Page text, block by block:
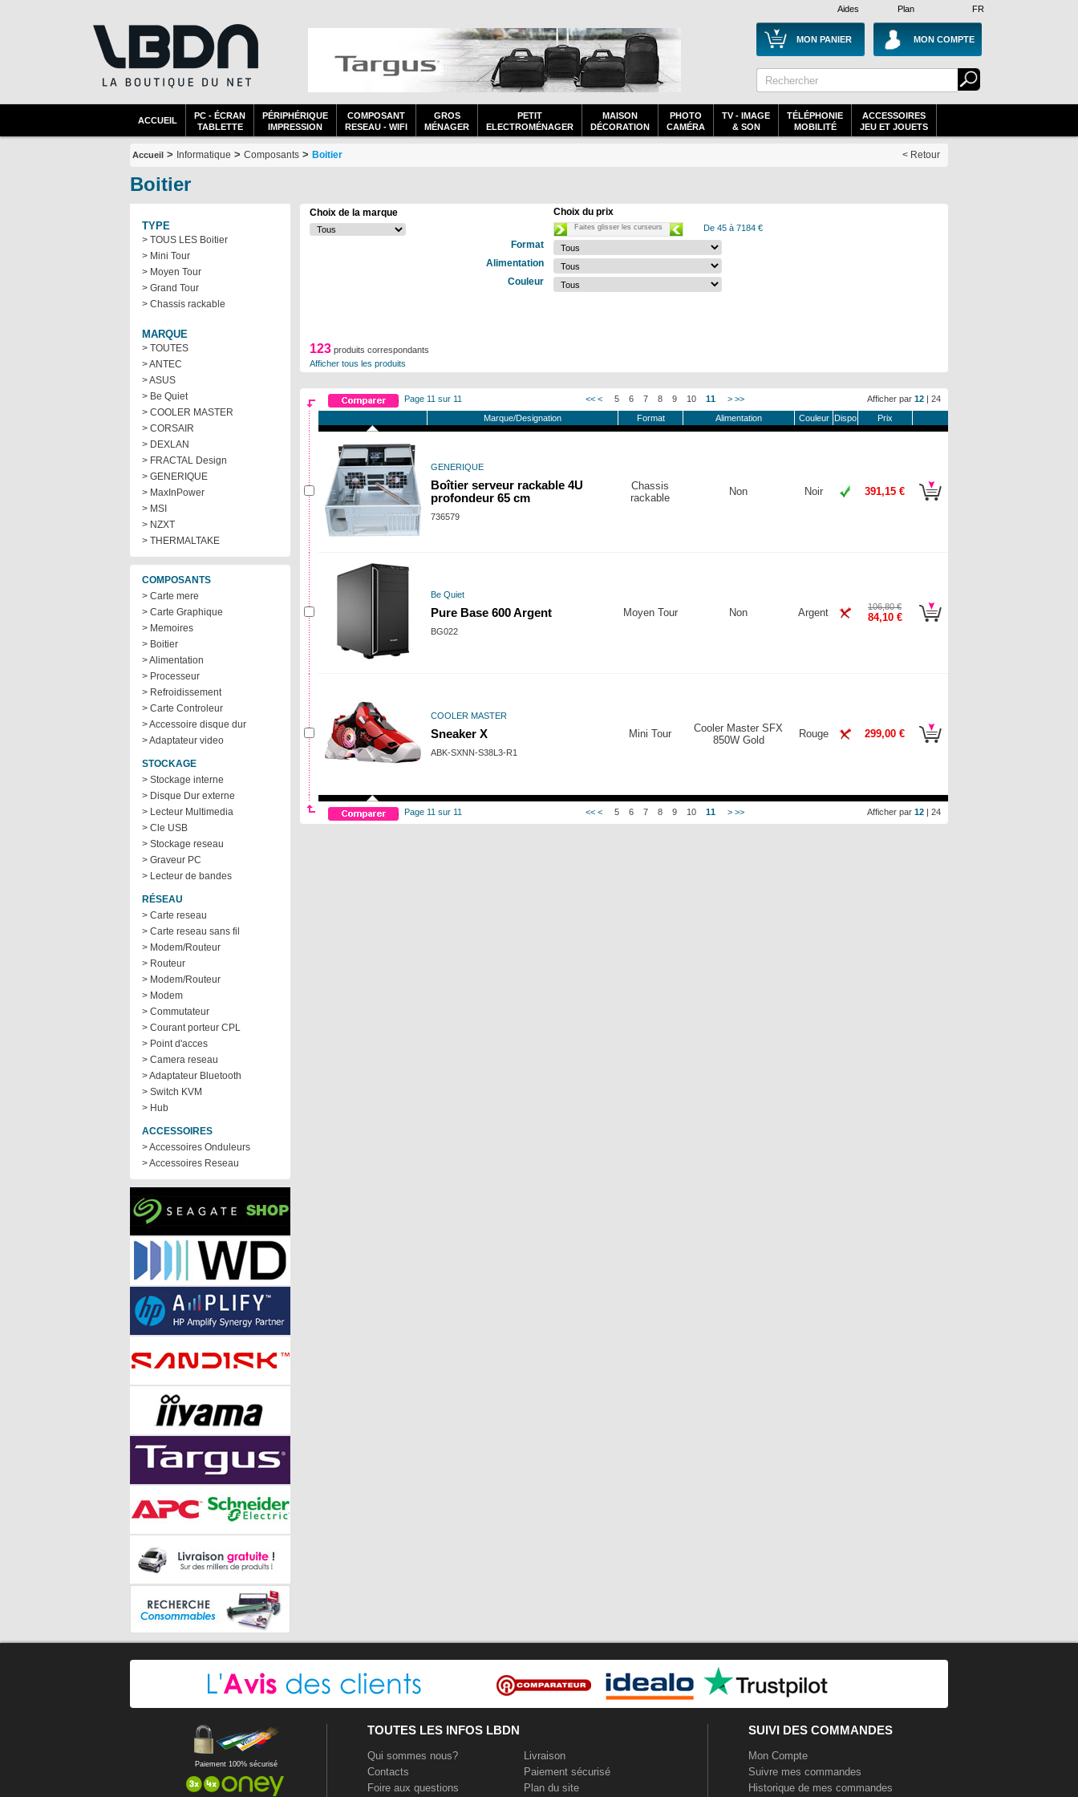
Plan
Aides FR
MON PANIER MON COMPTE
ACCUEIL
PC - ÉCRAN
TABLETTE
PÉRIPHÉRIQUE
IMPRESSION
COMPOSANT
RESEAU - WIFI
GROS
MÉNAGER
PETIT
ELECTROMÉNAGER
MAISON
DÉCORATION
PHOTO
CAMÉRA
TV - IMAGE
& SON
TÉLÉPHONIE
MOBILITÉ
ACCESSOIRES
JEU ET JOUETS
Accueil > Informatique > Composants > Boitier < Retour
Boitier
TYPE
> TOUS LES Boitier
> Mini Tour
> Moyen Tour
> Grand Tour
> Chassis rackable
MARQUE
> TOUTES
> ANTEC
> ASUS
> Be Quiet
> COOLER MASTER
> CORSAIR
> DEXLAN
> FRACTAL Design
> GENERIQUE
> MaxInPower
> MSI
> NZXT
> THERMALTAKE
COMPOSANTS
> Carte mere
> Carte Graphique
> Memoires
> Boitier
> Alimentation
> Processeur
> Refroidissement
> Carte Controleur
> Accessoire disque dur
> Adaptateur video
STOCKAGE
> Stockage interne
> Disque Dur externe
> Lecteur Multimedia
> Cle USB
> Stockage reseau
> Graveur PC
> Lecteur de bandes
RÉSEAU
> Carte reseau
> Carte reseau sans fil
> Modem/Routeur
> Routeur
> Modem/Routeur
> Modem
> Commutateur
> Courant porteur CPL
> Point d'acces
> Camera reseau
> Adaptateur Bluetooth
> Switch KVM
> Hub
ACCESSOIRES
> Accessoires Onduleurs
> Accessoires Reseau
Choix de la marque Choix du prix
Faites glisser les curseurs De 45 à 7184 €
Format
Alimentation
Couleur
123 produits correspondants
Afficher tous les produits
Afficher par 12 | 24
Page 11 sur 11 << < 5 6 7 8 9 10 11 > >>
Marque/Designation
Format Alimentation Couleur Dispo Prix
GENERIQUE
Boîtier serveur rackable 4U
profondeur 65 cm
736579
Chassis
rackable
Non Noir 391,15 €
Be Quiet
Pure Base 600 Argent
BG022
Moyen Tour Non Argent 106,80 €
84,10 €
COOLER MASTER
Sneaker X
ABK-SXNN-S38L3-R1
Mini Tour
Cooler Master SFX
850W Gold
Rouge 299,00 €
Afficher par 12 | 24
Page 11 sur 11 << < 5 6 7 8 9 10 11 > >>
Paiement 100% sécurisé
TOUTES LES INFOS LBDN
Qui sommes nous?
Contacts
Foire aux questions
Livraison
Paiement sécurisé
Plan du site
SUIVI DES COMMANDES
Mon Compte
Suivre mes commandes
Historique de mes commandes